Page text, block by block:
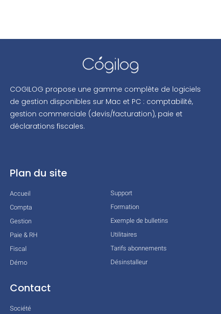
COGILOG propose une gamme complète de logiciels
de gestion disponibles sur Mac et PC : comptabilité,
gestion commerciale (devis/facturation), paie et
déclarations fiscales.
Plan du site
Accueil
Compta
Gestion
Paie & RH
Fiscal
Démo
Support
Formation
Exemple de bulletins
Utilitaires
Tarifs abonnements
Désinstalleur
Contact
Société